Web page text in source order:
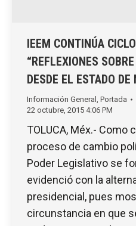
IEEM CONTINÚA
“REFLEXIONES
DESDE EL ESTADO DE
Información General , Portada
22 octubre, 2015 4:06 PM
TOLUCA, Méx.- Como
proceso de cambio
Poder Legislativo se
evidenció con la
presidencial, pues
circunstancia en que